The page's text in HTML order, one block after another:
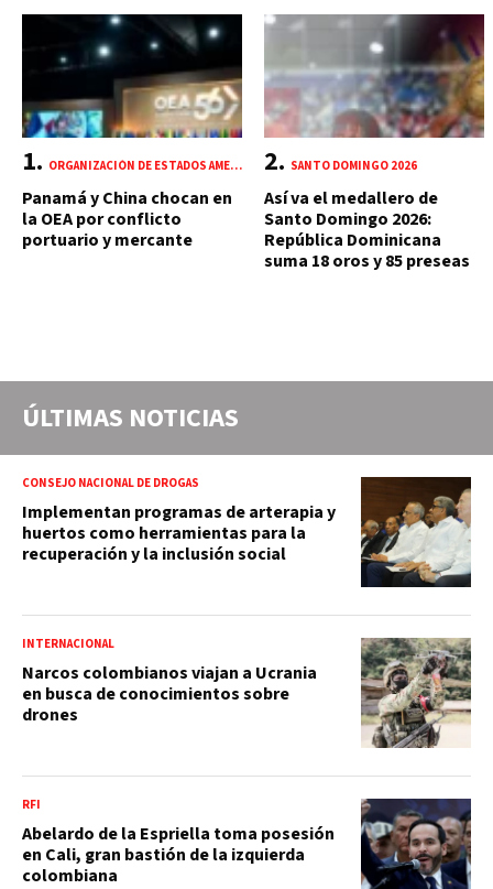
ORGANIZACIÓN DE ESTADOS AMERICANOS (OEA)
Panamá y China chocan en
la OEA por conflicto
portuario y mercante
SANTO DOMINGO 2026
Así va el medallero de
Santo Domingo 2026:
República Dominicana
suma 18 oros y 85 preseas
ÚLTIMAS NOTICIAS
CONSEJO NACIONAL DE DROGAS
Implementan programas de arterapia y
huertos como herramientas para la
recuperación y la inclusión social
INTERNACIONAL
Narcos colombianos viajan a Ucrania
en busca de conocimientos sobre
drones
RFI
Abelardo de la Espriella toma posesión
en Cali, gran bastión de la izquierda
colombiana